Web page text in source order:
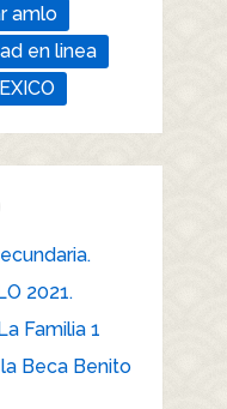
amlo
en linea
2021.
Familia 1
Beca Benito